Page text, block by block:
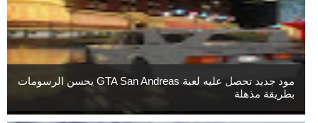
مود جديد تحصل عليه لعبة GTA San Andreas يحسن الرسومات
بطريقة مذهلة